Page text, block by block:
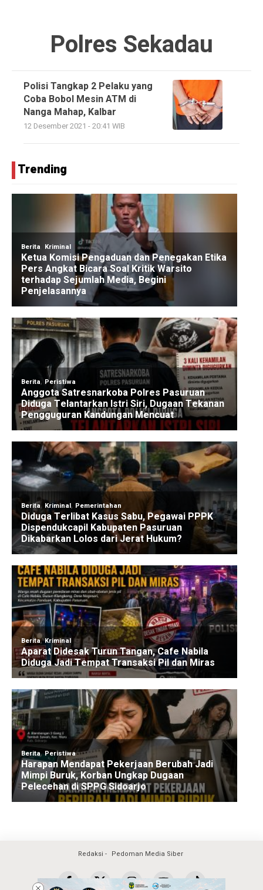
Polres Sekadau
Polisi Tangkap 2 Pelaku yang
Coba Bobol Mesin ATM di
Nanga Mahap, Kalbar
12 Desember 2021 - 20:41 WIB
Trending
Redaksi Pedoman Media Siber